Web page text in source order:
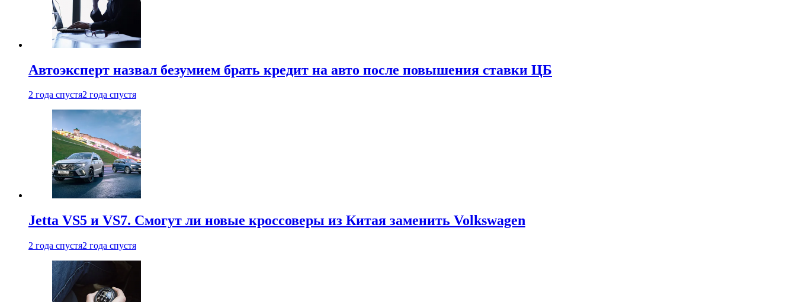
Автоэксперт назвал безумием брать кредит на авто после повышения ставки ЦБ
2 года спустя2 года спустя
Jetta VS5 и VS7. Смогут ли новые кроссоверы из Китая заменить Volkswagen
2 года спустя2 года спустя